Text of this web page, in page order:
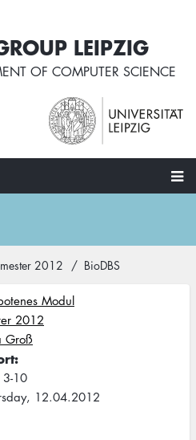
LEIPZIG
OF COMPUTER SCIENCE
2012 BioDBS
Modul
2012
Groß
10
12.04.2012